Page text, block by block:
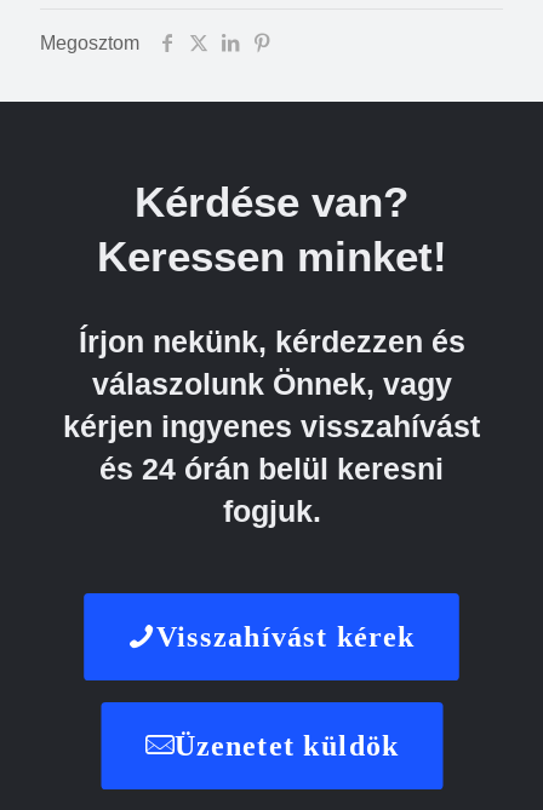
Megosztom
Kérdése van?
Keressen minket!
Írjon nekünk, kérdezzen és
válaszolunk Önnek, vagy
kérjen ingyenes visszahívást
és 24 órán belül keresni
fogjuk.
Visszahívást kérek
Üzenetet küldök